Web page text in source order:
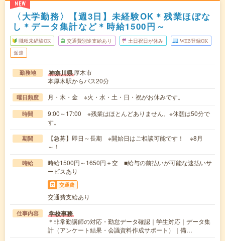
NEW
〈大学勤務〉【週3日】未経験OK＊残業ほぼな
し＊データ集計など＊時給1500円～
職種未経験OK 交通費別途支給あり 土日祝日が休み WEB登録OK
派遣
勤務地 神奈川県厚木市
本厚木駅からバス20分
曜日頻度 月・木・金 ※火・水・土・日・祝がお休みです。
時間
9:00～17:00 ※残業はほとんどありません。※休憩は50分で
す。
期間
【急募】即日～長期 ※開始日はご相談可能です！ ※8月
～！
時給
時給1500円～1650円＋交 ■給与の前払いが可能な速払いサ
ービスあり
交通費
交通費支給あり
仕事内容 学校事務
＊非常勤講師の対応・勤怠データ確認｜学生対応｜データ集
計（アンケート結果・会議資料作成サポート）｜備…